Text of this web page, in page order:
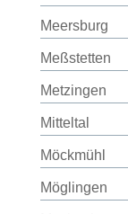
Meersburg
Meßstetten
Metzingen
Mitteltal
Möckmühl
Möglingen